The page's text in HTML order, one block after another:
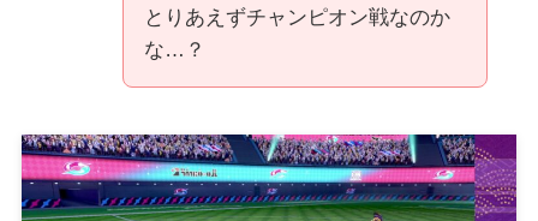
とりあえずチャンピオン戦なのか
な…？